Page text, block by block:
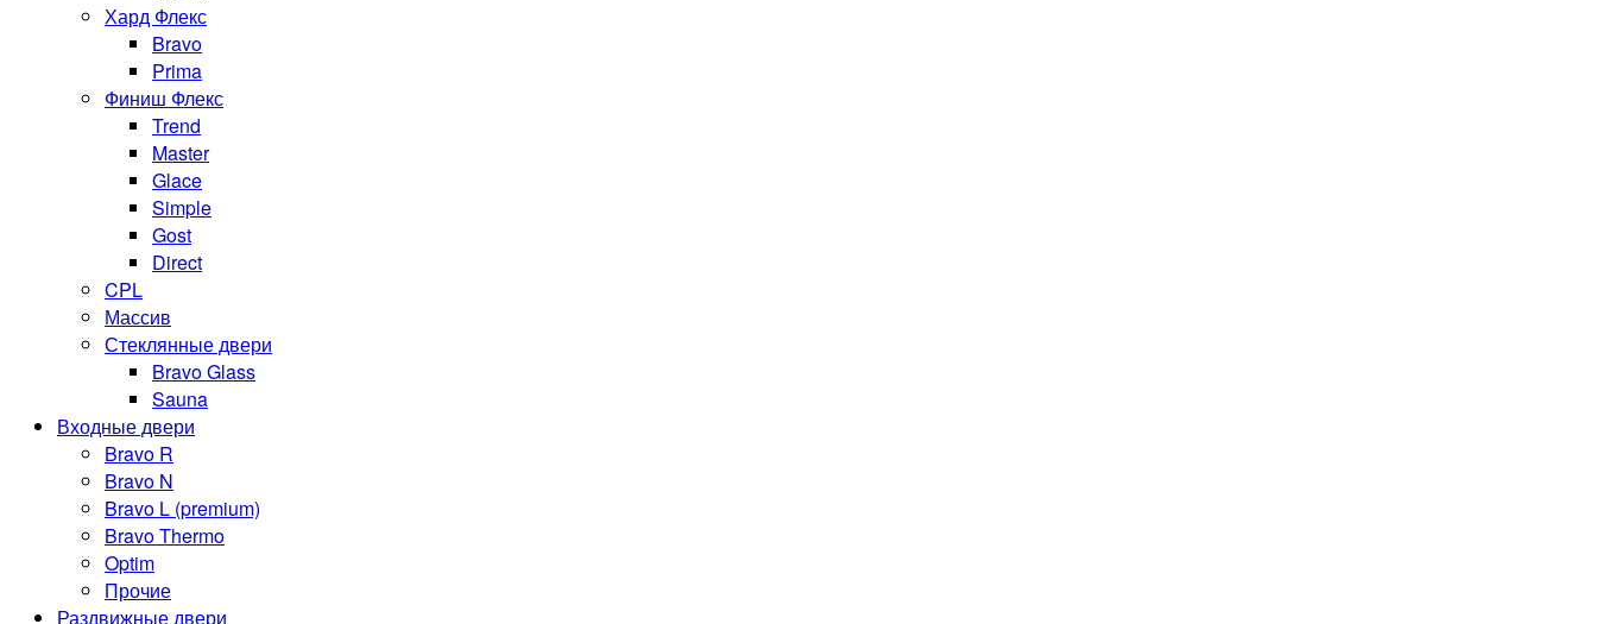
Хард Флекс
Bravo
Prima
Финиш Флекс
Trend
Master
Glace
Simple
Gost
Direct
CPL
Массив
Стеклянные двери
Bravo Glass
Sauna
Входные двери
Bravo R
Bravo N
Bravo L (premium)
Bravo Thermo
Optim
Прочие
Раздвижные двери